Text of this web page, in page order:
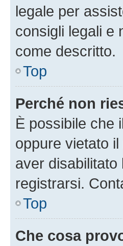
legale per
consigli legali e
come descritto.
Top
Perché non
È possibile che
oppure vietato
aver
registrarsi.
Top
Che cosa